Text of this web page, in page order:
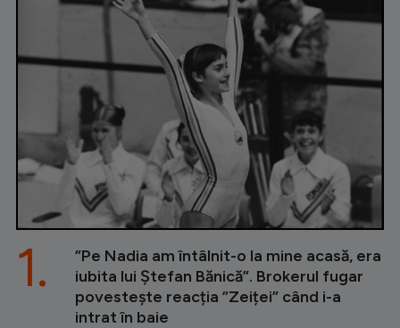
”Pe Nadia am întâlnit-o la mine acasă, era
iubita lui Ștefan Bănică”. Brokerul fugar
povestește reacția ”Zeiței” când i-a
intrat în baie
1.